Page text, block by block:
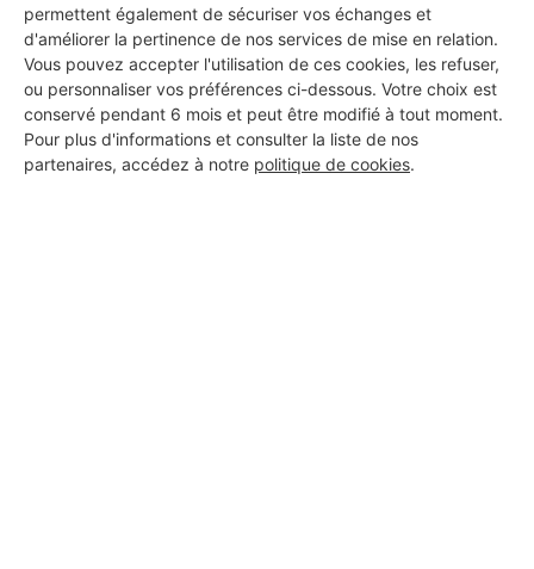
permettent également de sécuriser vos échanges et
d'améliorer la pertinence de nos services de mise en relation.
Vous pouvez accepter l'utilisation de ces cookies, les refuser,
ou personnaliser vos préférences ci-dessous. Votre choix est
conservé pendant 6 mois et peut être modifié à tout moment.
Pour plus d'informations et consulter la liste de nos
partenaires, accédez à notre politique de cookies.